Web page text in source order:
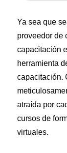
Ya sea que
proveedor de
capacitación
herramienta
capacitación.
atraída por
cursos de
virtuales.